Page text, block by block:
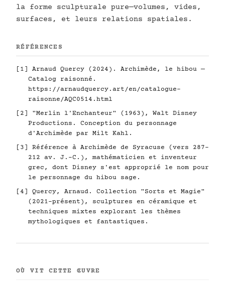
la forme sculpturale pure—volumes, vides,
surfaces, et leurs relations spatiales.
RÉFÉRENCES
[1] Arnaud Quercy (2024). Archimède, le hibou —
Catalog raisonné.
https://arnaudquercy.art/en/catalogue-
raisonne/AQC0514.html
[2] "Merlin l'Enchanteur" (1963), Walt Disney
Productions. Conception du personnage
d'Archimède par Milt Kahl.
[3] Référence à Archimède de Syracuse (vers 287–
212 av. J.-C.), mathématicien et inventeur
grec, dont Disney s'est approprié le nom pour
le personnage du hibou sage.
[4] Quercy, Arnaud. Collection "Sorts et Magie"
(2021–présent), sculptures en céramique et
techniques mixtes explorant les thèmes
mythologiques et fantastiques.
OÙ VIT CETTE ŒUVRE